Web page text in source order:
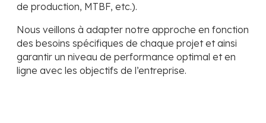
de production, MTBF, etc.).
Nous veillons à adapter notre approche en fonction
des besoins spécifiques de chaque projet et ainsi
garantir un niveau de performance optimal et en
ligne avec les objectifs de l’entreprise.